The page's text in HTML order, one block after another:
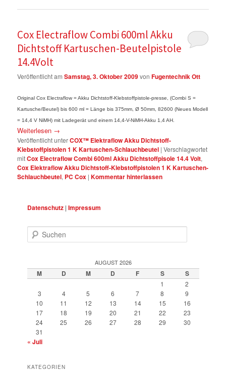
Cox Electraflow Combi 600ml Akku
Dichtstoff Kartuschen-Beutelpistole
14.4Volt
Veröffentlicht amSamstag, 3. Oktober 2009vonFugentechnik Ott
Original Cox Electraflow = Akku Dichtstoff-Klebstoffpistole-presse, (Combi S =
Kartusche/Beutel) bis 600 ml = Länge bis 375mm, Ø 50mm, 82600 (Neues Modell
= 14,4 V NiMH) mit Ladegerät und einem 14,4-V-NiMH-Akku 1,4 AH.
Weiterlesen →
Veröffentlicht unterCOX™ Elektraflow Akku Dichtstoff-
Klebstoffpistolen 1 K Kartuschen-Schlauchbeutel |Verschlagwortet
mitCox Electraflow Combi 600ml Akku Dichtstoffpisole 14.4 Volt,
Cox Elektraflow Akku Dichtstoff-Klebstoffpistolen 1 K Kartuschen-
Schlauchbeutel, PC Cox |Kommentar hinterlassen
Datenschutz |Impressum
Suchen
AUGUST 2026
M D M D F S S
1
2
3
4 5 6 7 8
9
10
11 12 13 14 15
16
17
18 19 20 21 22
23
24
25 26 27 28 29
30
31
« Juli
KATEGORIEN